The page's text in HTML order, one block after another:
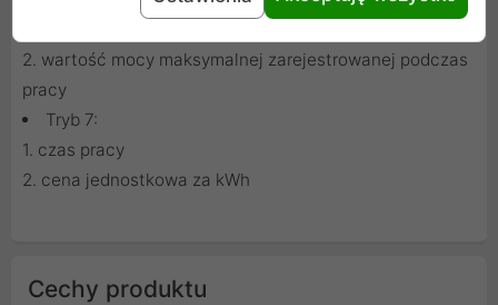
2. wartość mocy maksymalnej zarejestrowanej podczas
pracy
Tryb 7:
1. czas pracy
2. cena jednostkowa za kWh
Cechy produktu